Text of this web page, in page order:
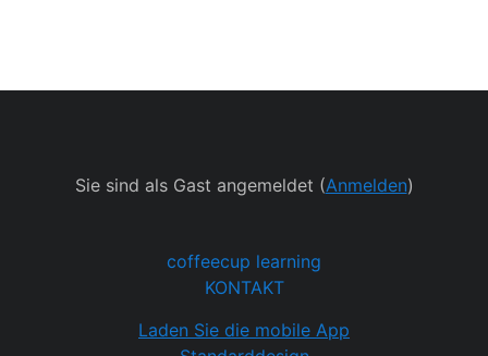
Sie sind als Gast angemeldet (Anmelden)
coffeecup learning
KONTAKT
Laden Sie die mobile App